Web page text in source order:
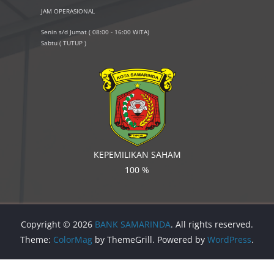
JAM OPERASIONAL
Senin s/d Jumat ( 08:00 - 16:00 WITA)
Sabtu ( TUTUP )
KEPEMILIKAN SAHAM
100 %
Copyright © 2026 BANK SAMARINDA. All rights reserved.
Theme: ColorMag by ThemeGrill. Powered by WordPress.